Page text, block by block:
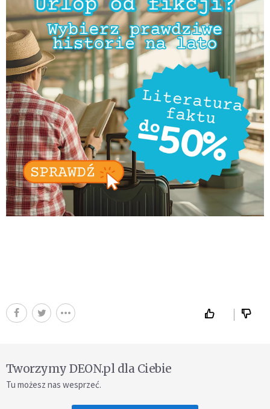
Tworzymy DEON.pl dla Ciebie
Tu możesz nas wesprzeć.